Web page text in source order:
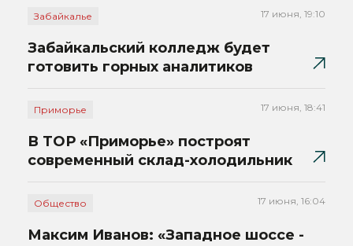
Забайкалье 17 июня, 19:10
Забайкальский колледж будет
готовить горных аналитиков
Приморье 17 июня, 18:41
В ТОР «Приморье» построят
современный склад-холодильник
Общество 17 июня, 16:04
Максим Иванов: «Западное шоссе -